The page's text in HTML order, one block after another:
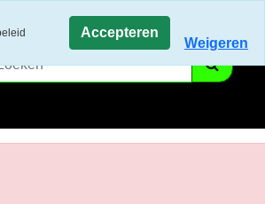
Accepteren
Weigeren